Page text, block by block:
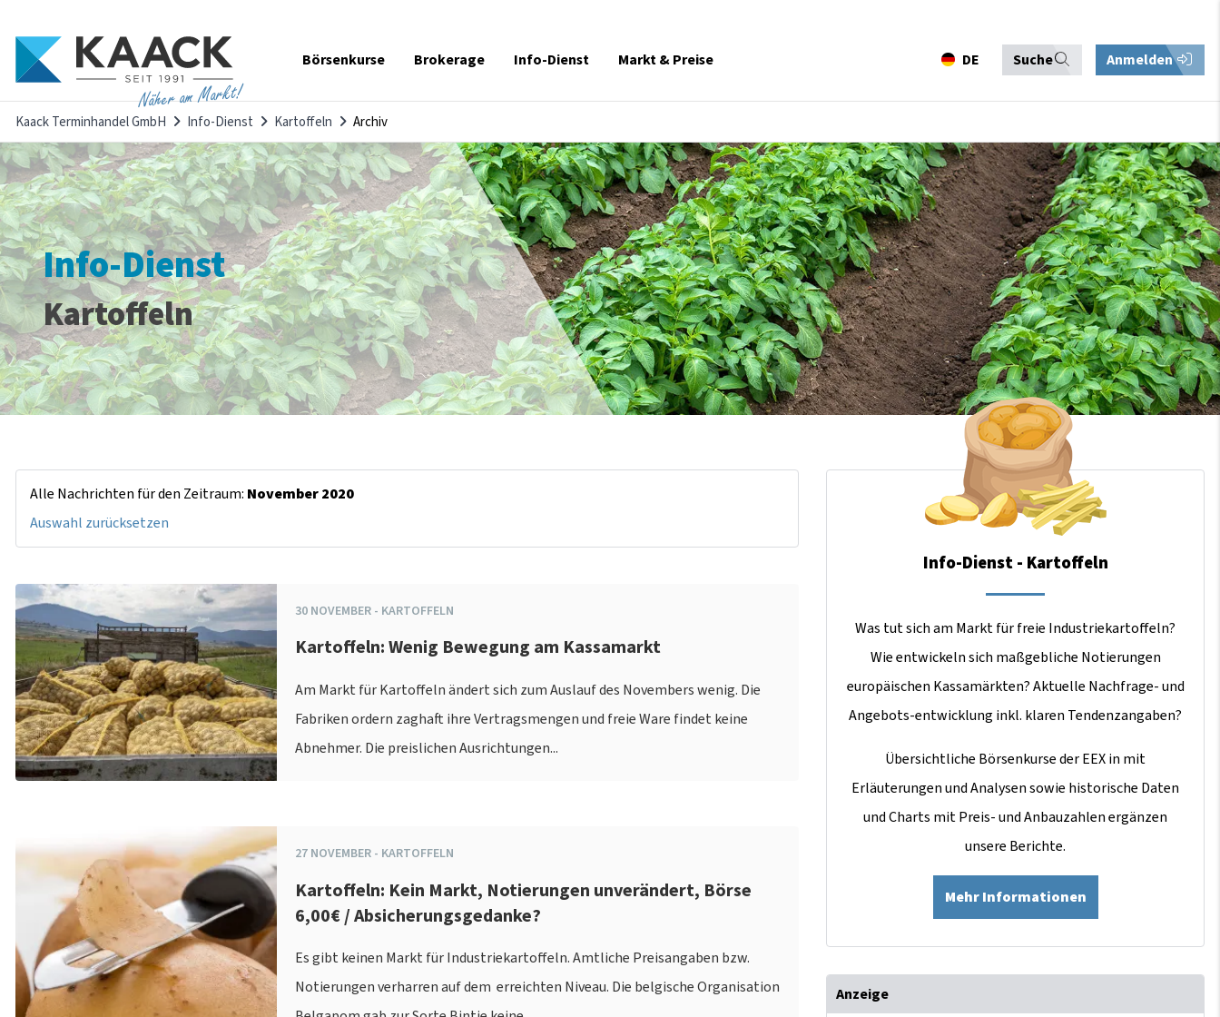
Näher am Markt!
Navigation
Börsenkurse Brokerage Info-Dienst Markt & Preise DE Suche Anmelden
Kaack Terminhandel GmbH Info-Dienst Kartoffeln Archiv
Info-Dienst
Kartoffeln
Alle Nachrichten für den Zeitraum: November 2020
Auswahl zurücksetzen
30 NOVEMBER- KARTOFFELN
Kartoffeln: Wenig Bewegung am Kassamarkt
Am Markt für Kartoffeln ändert sich zum Auslauf des Novembers wenig. Die
Fabriken ordern zaghaft ihre Vertragsmengen und freie Ware findet keine
Abnehmer. Die preislichen Ausrichtungen...
27 NOVEMBER- KARTOFFELN
Kartoffeln: Kein Markt, Notierungen unverändert, Börse
6,00€ / Absicherungsgedanke?
Es gibt keinen Markt für Industriekartoffeln. Amtliche Preisangaben bzw.
Notierungen verharren auf dem erreichten Niveau. Die belgische Organisation
Info-Dienst - Kartoffeln
Was tut sich am Markt für freie Industriekartoffeln?
Wie entwickeln sich maßgebliche Notierungen
europäischen Kassamärkten? Aktuelle Nachfrage- und
Angebots-entwicklung inkl. klaren Tendenzangaben?
Übersichtliche Börsenkurse der EEX in mit
Erläuterungen und Analysen sowie historische Daten
und Charts mit Preis- und Anbauzahlen ergänzen
unsere Berichte.
Mehr Informationen
Anzeige